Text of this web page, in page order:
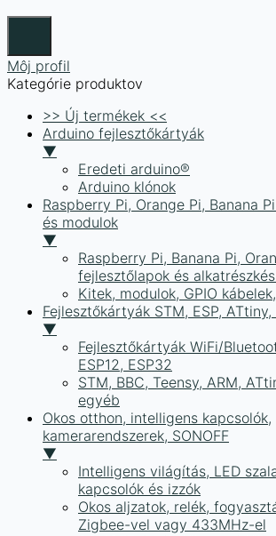
Môj profil
Kategórie produktov
>> Új termékek <<
Arduino fejlesztőkártyák
▼
Eredeti arduino®
Arduino klónok
Raspberry Pi, Orange Pi, Banana
és modulok
▼
Raspberry Pi, Banana Pi,
fejlesztőlapok és
Kitek, modulok, GPIO
Fejlesztőkártyák STM, ESP,
▼
Fejlesztőkártyák WiFi/
ESP12, ESP32
STM, BBC, Teensy, ARM,
egyéb
Okos otthon, intelligens kapcsolók,
kamerarendszerek, SONOFF
▼
Intelligens világítás, LED
kapcsolók és izzók
Okos aljzatok, relék,
Zigbee-vel vagy 433MHz-el